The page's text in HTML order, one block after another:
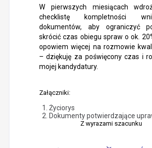
W pierwszych miesiącach
checklistę kompletności
dokumentów, aby ograniczyć
skrócić czas obiegu spraw o ok.
opowiem więcej na rozmowie
– dziękuję za poświęcony czas i
mojej kandydatury.
Załączniki:
Życiorys
Dokumenty potwierdzające
Z wyrazami szacunku